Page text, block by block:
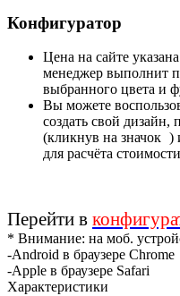
Конфигуратор
Цена на сайте
менеджер выполнит
выбранного цвета и
Вы можете
создать свой дизайн,
(кликнув на значок )
для расчёта
Перейти в
* Внимание: на моб.
-Android в браузере Chrome
-Apple в браузере Safari
Характеристики